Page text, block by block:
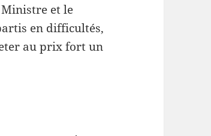
et le
en difficultés,
au prix fort un